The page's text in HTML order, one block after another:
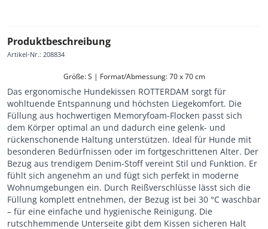
Produktbeschreibung
Artikel-Nr.: 208834
Größe: S | Format/Abmessung: 70 x 70 cm
Das ergonomische Hundekissen ROTTERDAM sorgt für
wohltuende Entspannung und höchsten Liegekomfort. Die
Füllung aus hochwertigen Memoryfoam-Flocken passt sich
dem Körper optimal an und dadurch eine gelenk- und
rückenschonende Haltung unterstützen. Ideal für Hunde mit
besonderen Bedürfnissen oder im fortgeschrittenen Alter. Der
Bezug aus trendigem Denim-Stoff vereint Stil und Funktion. Er
fühlt sich angenehm an und fügt sich perfekt in moderne
Wohnumgebungen ein. Durch Reißverschlüsse lässt sich die
Füllung komplett entnehmen, der Bezug ist bei 30 °C waschbar
– für eine einfache und hygienische Reinigung. Die
rutschhemmende Unterseite gibt dem Kissen sicheren Halt